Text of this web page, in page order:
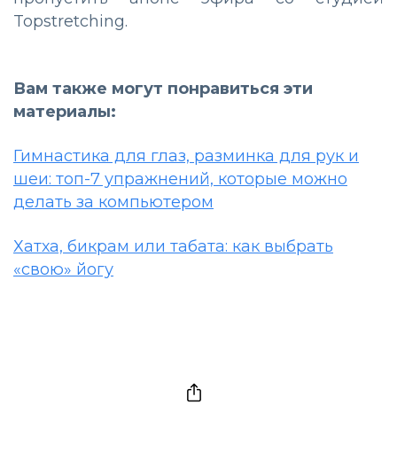
Topstretching.
Вам также могут понравиться эти
материалы:
Гимнастика для глаз, разминка для рук и
шеи: топ-7 упражнений, которые можно
делать за компьютером
Хатха, бикрам или табата: как выбрать
«свою» йогу